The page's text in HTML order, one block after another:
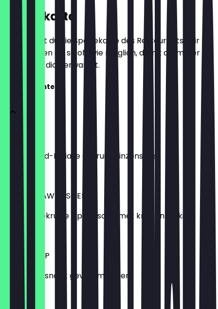
Speisekarte
Hier findest du die Speisekarte des Restaurants. Wir
aktualisieren sie so oft wie möglich, damit du immer
weißt, was dich erwartet.
Voorgerechten
DAL SOEP
Milde Noord-Indiase gekruide linzensoep
4,00 €
MULLIGATAWNY SOEP
Medium gekruide kippensoep met kruiden en kip.
4,50 €
ALOO CHOP
Aardappelsnack gevuld met uien.
4,25 €